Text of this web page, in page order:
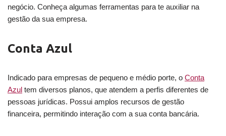
negócio. Conheça algumas ferramentas para te auxiliar na
gestão da sua empresa.
Conta Azul
Indicado para empresas de pequeno e médio porte, o Conta
Azul tem diversos planos, que atendem a perfis diferentes de
pessoas jurídicas. Possui amplos recursos de gestão
financeira, permitindo interação com a sua conta bancária.